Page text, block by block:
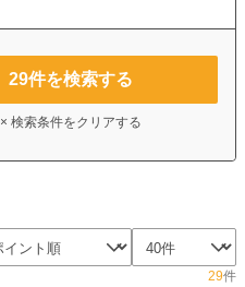
29件を検索する
× 検索条件をクリアする
29件